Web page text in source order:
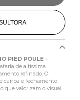
PIED POULE -
de altíssima
refinado. O
canoa e fechamento
que valorizam o visual